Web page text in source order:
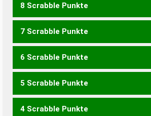
8 Scrabble Punkte
EIMERN EMIREN MEINER
RIEMEN
7 Scrabble Punkte
EIMER EINEM EMIRE
6 Scrabble Punkte
EMIR MEER MEIN MINE
5 Scrabble Punkte
MIR EINER NIERE REINE
4 Scrabble Punkte